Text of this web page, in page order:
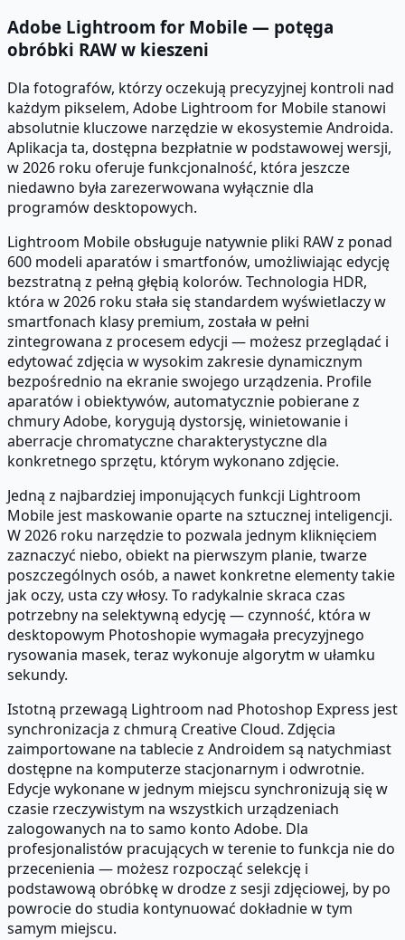
Adobe Lightroom for Mobile — potęga
obróbki RAW w kieszeni
Dla fotografów, którzy oczekują precyzyjnej kontroli nad
każdym pikselem, Adobe Lightroom for Mobile stanowi
absolutnie kluczowe narzędzie w ekosystemie Androida.
Aplikacja ta, dostępna bezpłatnie w podstawowej wersji,
w 2026 roku oferuje funkcjonalność, która jeszcze
niedawno była zarezerwowana wyłącznie dla
programów desktopowych.
Lightroom Mobile obsługuje natywnie pliki RAW z ponad
600 modeli aparatów i smartfonów, umożliwiając edycję
bezstratną z pełną głębią kolorów. Technologia HDR,
która w 2026 roku stała się standardem wyświetlaczy w
smartfonach klasy premium, została w pełni
zintegrowana z procesem edycji — możesz przeglądać i
edytować zdjęcia w wysokim zakresie dynamicznym
bezpośrednio na ekranie swojego urządzenia. Profile
aparatów i obiektywów, automatycznie pobierane z
chmury Adobe, korygują dystorsję, winietowanie i
aberracje chromatyczne charakterystyczne dla
konkretnego sprzętu, którym wykonano zdjęcie.
Jedną z najbardziej imponujących funkcji Lightroom
Mobile jest maskowanie oparte na sztucznej inteligencji.
W 2026 roku narzędzie to pozwala jednym kliknięciem
zaznaczyć niebo, obiekt na pierwszym planie, twarze
poszczególnych osób, a nawet konkretne elementy takie
jak oczy, usta czy włosy. To radykalnie skraca czas
potrzebny na selektywną edycję — czynność, która w
desktopowym Photoshopie wymagała precyzyjnego
rysowania masek, teraz wykonuje algorytm w ułamku
sekundy.
Istotną przewagą Lightroom nad Photoshop Express jest
synchronizacja z chmurą Creative Cloud. Zdjęcia
zaimportowane na tablecie z Androidem są natychmiast
dostępne na komputerze stacjonarnym i odwrotnie.
Edycje wykonane w jednym miejscu synchronizują się w
czasie rzeczywistym na wszystkich urządzeniach
zalogowanych na to samo konto Adobe. Dla
profesjonalistów pracujących w terenie to funkcja nie do
przecenienia — możesz rozpocząć selekcję i
podstawową obróbkę w drodze z sesji zdjęciowej, by po
powrocie do studia kontynuować dokładnie w tym
samym miejscu.